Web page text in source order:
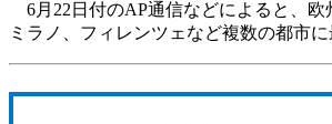
6月22日付のAP通信などによると、欧
ミラノ、フィレンツェなど複数の都市